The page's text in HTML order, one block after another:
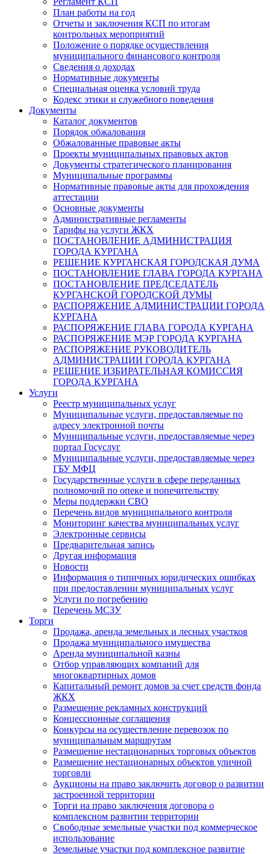
План работы на год
Отчеты и заключения КСП по итогам
контрольных мероприятий
Положение о порядке осуществления
муниципального финансового контроля
Сведения о доходах
Нормативные документы
Специальная оценка условий труда
Кодекс этики и служебного поведения
Документы
Каталог документов
Порядок обжалования
Обжалованные правовые акты
Проекты муниципальных правовых актов
Документы стратегического планирования
Муниципальные программы
Нормативные правовые акты для прохождения
аттестации
Основные документы
Административные регламенты
Тарифы на услуги ЖКХ
ПОСТАНОВЛЕНИЕ АДМИНИСТРАЦИЯ
ГОРОДА КУРГАНА
РЕШЕНИЕ КУРГАНСКАЯ ГОРОДСКАЯ ДУМА
ПОСТАНОВЛЕНИЕ ГЛАВА ГОРОДА КУРГАНА
ПОСТАНОВЛЕНИЕ ПРЕДСЕДАТЕЛЬ
КУРГАНСКОЙ ГОРОДСКОЙ ДУМЫ
РАСПОРЯЖЕНИЕ АДМИНИСТРАЦИИ ГОРОДА
КУРГАНА
РАСПОРЯЖЕНИЕ ГЛАВА ГОРОДА КУРГАНА
РАСПОРЯЖЕНИЕ МЭР ГОРОДА КУРГАНА
РАСПОРЯЖЕНИЕ РУКОВОДИТЕЛЬ
АДМИНИСТРАЦИИ ГОРОДА КУРГАНА
РЕШЕНИЕ ИЗБИРАТЕЛЬНАЯ КОМИССИЯ
ГОРОДА КУРГАНА
Услуги
Реестр муниципальных услуг
Муниципальные услуги, предоставляемые по
адресу электронной почты
Муниципальные услуги, предоставляемые через
портал Госуслуг
Муниципальные услуги, предоставляемые через
ГБУ МФЦ
Государственные услуги в сфере переданных
полномочий по опеке и попечительству
Меры поддержки СВО
Перечень видов муниципального контроля
Мониторинг качества муниципальных услуг
Электронные сервисы
Предварительная запись
Другая информация
Новости
Информация о типичных юридических ошибках
при предоставлении муниципальных услуг
Услуги по погребению
Перечень МСЗУ
Торги
Продажа, аренда земельных и лесных участков
Продажа муниципального имущества
Аренда муниципальной казны
Отбор управляющих компаний для
многоквартирных домов
Капитальный ремонт домов за счет средств фонда
ЖКХ
Размещение рекламных конструкций
Концессионные соглашения
Конкурсы на осуществление перевозок по
муниципальным маршрутам
Размещение нестационарных торговых объектов
Размещение нестационарных объектов уличной
торговли
Аукционы на право заключить договор о развитии
застроенной территории
Торги на право заключения договора о
комплексном развитии территории
Свободные земельные участки под коммерческое
использование
Земельные участки под комплексное развитие